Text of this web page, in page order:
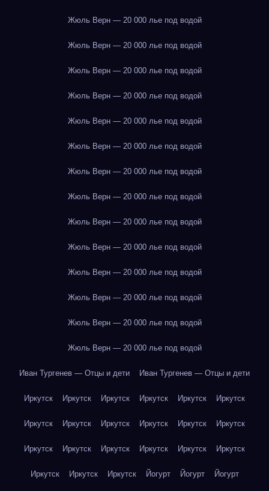
Жюль Верн — 20 000 лье под водой
Жюль Верн — 20 000 лье под водой
Жюль Верн — 20 000 лье под водой
Жюль Верн — 20 000 лье под водой
Жюль Верн — 20 000 лье под водой
Жюль Верн — 20 000 лье под водой
Жюль Верн — 20 000 лье под водой
Жюль Верн — 20 000 лье под водой
Жюль Верн — 20 000 лье под водой
Жюль Верн — 20 000 лье под водой
Жюль Верн — 20 000 лье под водой
Жюль Верн — 20 000 лье под водой
Жюль Верн — 20 000 лье под водой
Жюль Верн — 20 000 лье под водой
Иван Тургенев — Отцы и дети Иван Тургенев — Отцы и дети
Иркутск Иркутск Иркутск Иркутск Иркутск Иркутск
Иркутск Иркутск Иркутск Иркутск Иркутск Иркутск
Иркутск Иркутск Иркутск Иркутск Иркутск Иркутск
Иркутск Иркутск Иркутск Йогурт Йогурт Йогурт